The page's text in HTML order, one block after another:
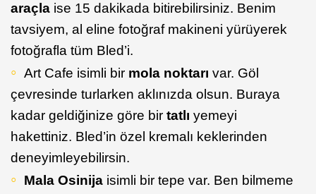
araçla ise 15 dakikada bitirebilirsiniz. Benim
tavsiyem, al eline fotoğraf makineni yürüyerek
fotoğrafla tüm Bled’i.
Art Cafe isimli bir mola noktarı var. Göl
çevresinde turlarken aklınızda olsun. Buraya
kadar geldiğinize göre bir tatlı yemeyi
hakettiniz. Bled’in özel kremalı keklerinden
deneyimleyebilirsin.
Mala Osinija isimli bir tepe var. Ben bilmeme